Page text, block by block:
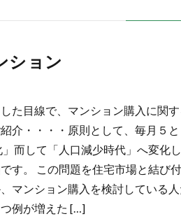
ション
た目線で、マンション購入に関
介・・・・原則として、毎月５
而して「人口減少時代」へ変化
す。 この問題を住宅市場と結び
マンション購入を検討している
例が増えた […]